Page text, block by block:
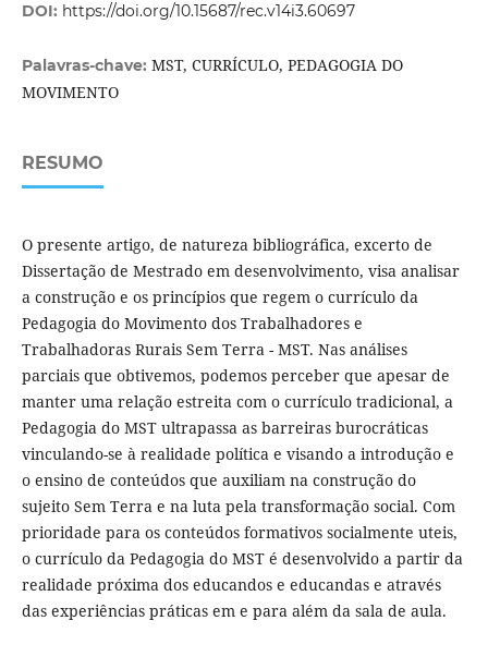
DOI: https://doi.org/10.15687/rec.v14i3.60697
Palavras-chave: MST, CURRÍCULO, PEDAGOGIA DO
MOVIMENTO
RESUMO
O presente artigo, de natureza bibliográfica, excerto de
Dissertação de Mestrado em desenvolvimento, visa analisar
a construção e os princípios que regem o currículo da
Pedagogia do Movimento dos Trabalhadores e
Trabalhadoras Rurais Sem Terra - MST. Nas análises
parciais que obtivemos, podemos perceber que apesar de
manter uma relação estreita com o currículo tradicional, a
Pedagogia do MST ultrapassa as barreiras burocráticas
vinculando-se à realidade política e visando a introdução e
o ensino de conteúdos que auxiliam na construção do
sujeito Sem Terra e na luta pela transformação social. Com
prioridade para os conteúdos formativos socialmente uteis,
o currículo da Pedagogia do MST é desenvolvido a partir da
realidade próxima dos educandos e educandas e através
das experiências práticas em e para além da sala de aula.